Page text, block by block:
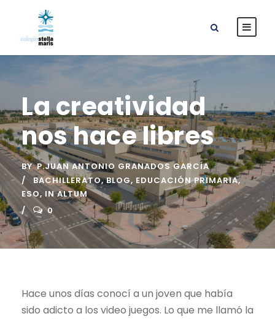
La creatividad
nos hace libres
BY P.JUAN ANTONIO GRANADOS GARCÍA
BACHILLERATO, BLOG, EDUCACIÓN PRIMARIA,
ESO, IN ALTUM
0
Hace unos días conocí a un joven que había
sido adicto a los video juegos. Lo que me llamó la